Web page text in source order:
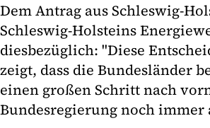
Dem Antrag aus Schleswig-
Schleswig-Holsteins
diesbezüglich: "Diese
zeigt, dass die Bundesländer
einen großen Schritt nach
Bundesregierung noch